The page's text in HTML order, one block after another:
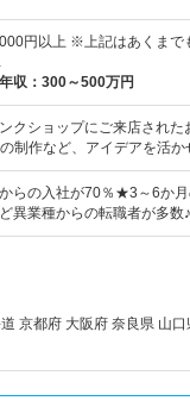
円以上 ※上記はあくまで
収： 300～500万円
クショップにご来店され
の制作など、アイデアを活か
からの入社が70％★3～6か
異業種からの転職者が多数♪
京都府 大阪府 奈良県 山